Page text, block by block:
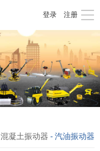
登录 注册
混凝土振动器 - 汽油振动器